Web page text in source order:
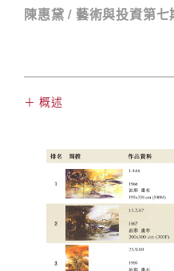
陳惠黛 / 藝術與投資第七
＋ 概述